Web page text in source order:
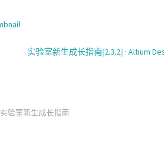
实验室新生成长指南[2.3.2] · Altium
实验室新生成长指南